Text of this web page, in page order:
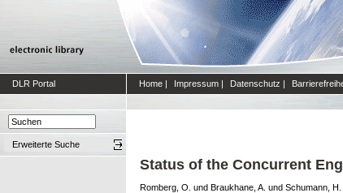
DLR Portal Home | Impressum | Datenschutz |
Erweiterte Suche
Status of the Concurrent
Romberg, O. und Braukhane, A. und Schumann, H.